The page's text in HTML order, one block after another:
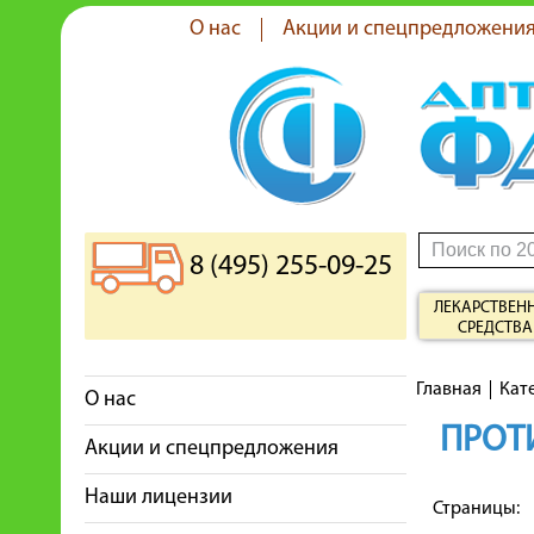
О нас Акции и
8 (495) 255-09-25
СРЕДСТВА
О нас
Акции и спецпредложения
Наши лицензии
Главная
Страницы: